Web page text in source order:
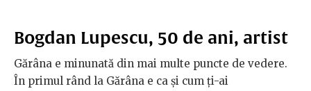
Bogdan Lupescu, 50 de ani, artist
Gărâna e minunată din mai multe puncte de vedere.
În primul rând la Gărâna e ca şi cum ţi-ai